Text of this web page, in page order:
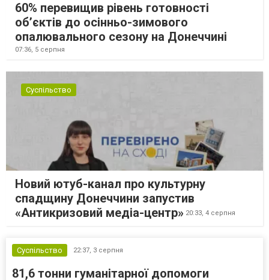
60% перевищив рівень готовності
об’єктів до осінньо-зимового
опалювального сезону на Донеччині
07:36, 5 серпня
Суспільство
Новий ютуб-канал про культурну
спадщину Донеччини запустив
«Антикризовий медіа-центр» 20:33, 4 серпня
Суспільство 22:37, 3 серпня
81,6 тонни гуманітарної допомоги